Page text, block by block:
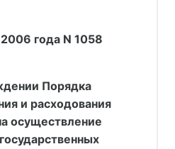
года N 1058
Порядка
и расходования
осуществление